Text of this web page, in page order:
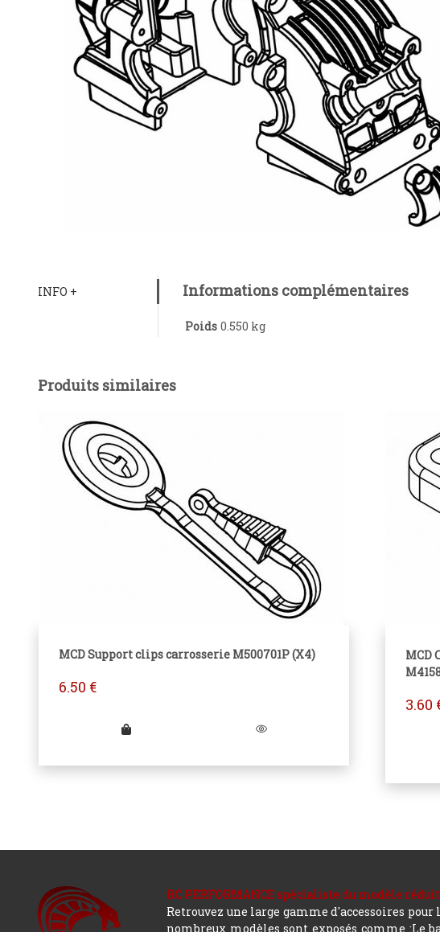
INFO + Informations complémentaires
Poids 0.550 kg
Produits similaires
MCD Support clips carrosserie M500701P (X4)
6.50 €
MCD
3.60
RC PERFORMANCE spécialiste du modèle réduit
Retrouvez une large gamme d'accessoires
nombreux modèles sont exposés comme :Le